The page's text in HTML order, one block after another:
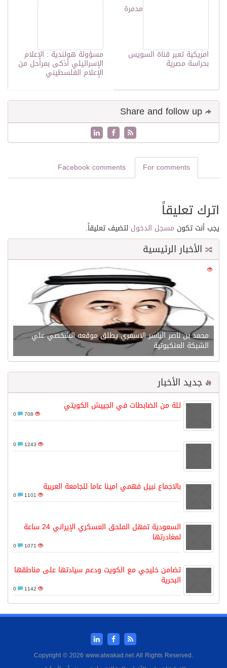
مسؤولة هولندية : الإعلام
الإسرائيلي أذكى بمراحل من
الإعلام الفلسطيني
مدمرة
امريكية تعبر قناة السويس
بحراسة مصرية
For comments
Facebook comments
اترك تعليقاً
يجب أنت تكون مسجل الدخول لتضيف تعليقاً.
الأخبار الرئيسية
21685
محمد بن ناصر الياسر الاسمري يطلق موقعه الشخصي علي
الشبكة العنكبوتية
جديد الأخبار
ثلة من الضابطات في الجييش الكويتي
708
1243
بالاجماع نبيل فهمي امينا عاما للجامعة العربية
1101
السعودية تمهل الملحق العسكري الإيراني 24 ساعة
لمغادرتها
1071
تضامن خليجي مع الكويت ودعم سيادتها على مناطقها
البحرية
1142
Copyright © 2026 www.alwakad.net All Rights Reserved.